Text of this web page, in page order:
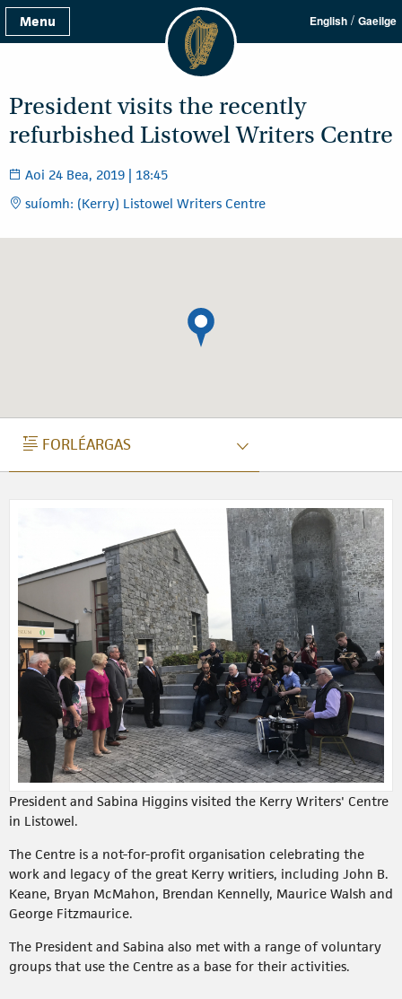
Menu English / Gaeilge
President visits the recently
refurbished Listowel Writers Centre
Aoi 24 Bea, 2019 | 18:45
suíomh: (Kerry) Listowel Writers Centre
FORLÉARGAS
FORLÉARGAS
President and Sabina Higgins visited the Kerry Writers' Centre
in Listowel.
The Centre is a not-for-profit organisation celebrating the
work and legacy of the great Kerry writiers, including John B.
Keane, Bryan McMahon, Brendan Kennelly, Maurice Walsh and
George Fitzmaurice.
The President and Sabina also met with a range of voluntary
groups that use the Centre as a base for their activities.